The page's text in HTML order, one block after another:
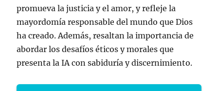
promueva la justicia y el amor, y refleje la
mayordomía responsable del mundo que Dios
ha creado. Además, resaltan la importancia de
abordar los desafíos éticos y morales que
presenta la IA con sabiduría y discernimiento.